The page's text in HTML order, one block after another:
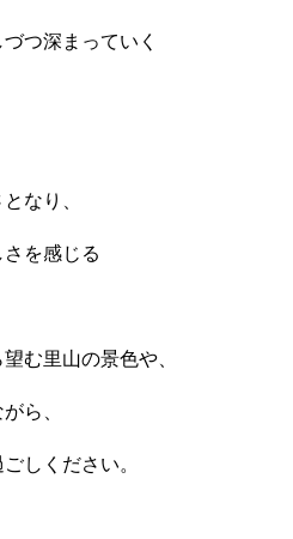
つ深まっていく
なり、
を感じる
む里山の景色や、
ら、
しください。